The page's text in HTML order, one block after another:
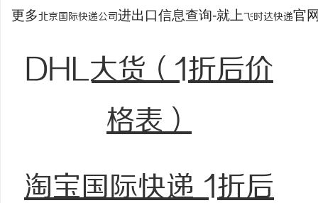
更多北京国际快递公司进出口信息查询-就上飞时达快递官
DHL大货（1折后价
格表）
淘宝国际快递 1折后